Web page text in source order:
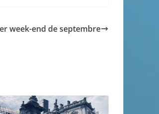
week-end de septembre